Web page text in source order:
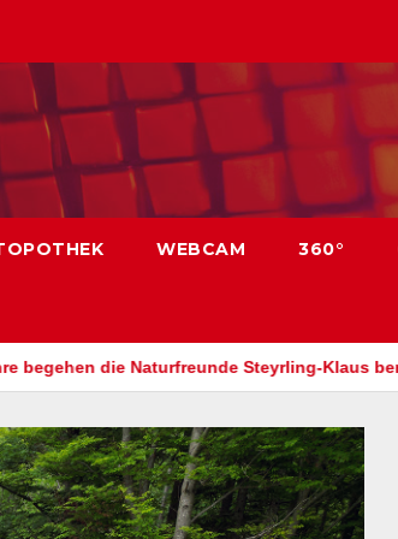
WEBCAM 360°
Naturfreunde Steyrling-Klaus bereits den